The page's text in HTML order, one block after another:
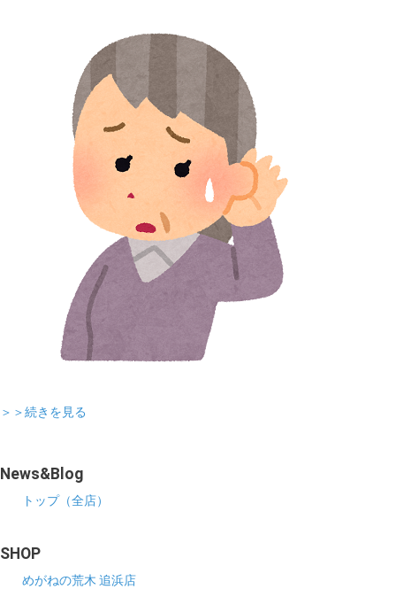
＞＞続きを見る
News&Blog
トップ（全店）
SHOP
めがねの荒木 追浜店